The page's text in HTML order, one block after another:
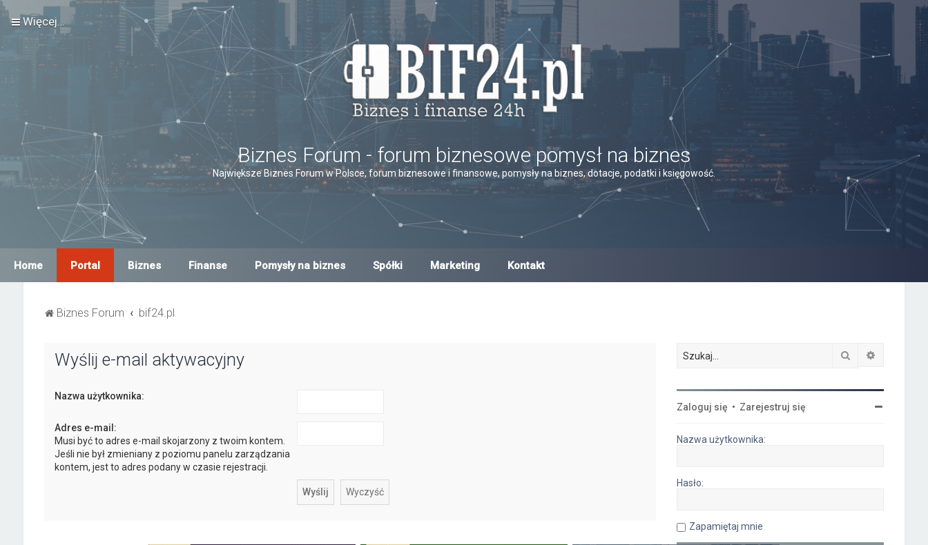
Więcej…
Biznes Forum - forum biznesowe pomysł na biznes
Największe Biznes Forum w Polsce, forum biznesowe i finansowe, pomysły na biznes, dotacje, podatki i księgowość.
Home Portal Biznes Finanse Pomysły na biznes Spółki Marketing Kontakt
Biznes Forum bif24.pl
Wyślij e-mail aktywacyjny
Nazwa użytkownika:
Adres e-mail:
Musi być to adres e-mail skojarzony z twoim kontem.
Jeśli nie był zmieniany z poziomu panelu zarządzania
kontem, jest to adres podany w czasie rejestracji.
Szukaj
Zaloguj się • Zarejestruj się
Nazwa użytkownika:
Hasło:
Zapamiętaj mnie